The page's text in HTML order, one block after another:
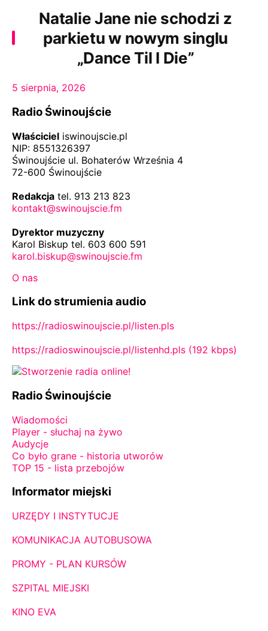
Natalie Jane nie schodzi z
parkietu w nowym singlu
„Dance Til I Die”
5 sierpnia, 2026
Radio Świnoujście
Właściciel iswinoujscie.pl
NIP: 8551326397
Świnoujście ul. Bohaterów Września 4
72-600 Świnoujście
Redakcja tel. 913 213 823
kontakt@swinoujscie.fm
Dyrektor muzyczny
Karol Biskup tel. 603 600 591
karol.biskup@swinoujscie.fm
O nas
Link do strumienia audio
https://radioswinoujscie.pl/listen.pls
https://radioswinoujscie.pl/listenhd.pls (192 kbps)
Radio Świnoujście
Wiadomości
Player - słuchaj na żywo
Audycje
Co było grane - historia utworów
TOP 15 - lista przebojów
Informator miejski
URZĘDY I INSTYTUCJE
KOMUNIKACJA AUTOBUSOWA
PROMY - PLAN KURSÓW
SZPITAL MIEJSKI
KINO EVA